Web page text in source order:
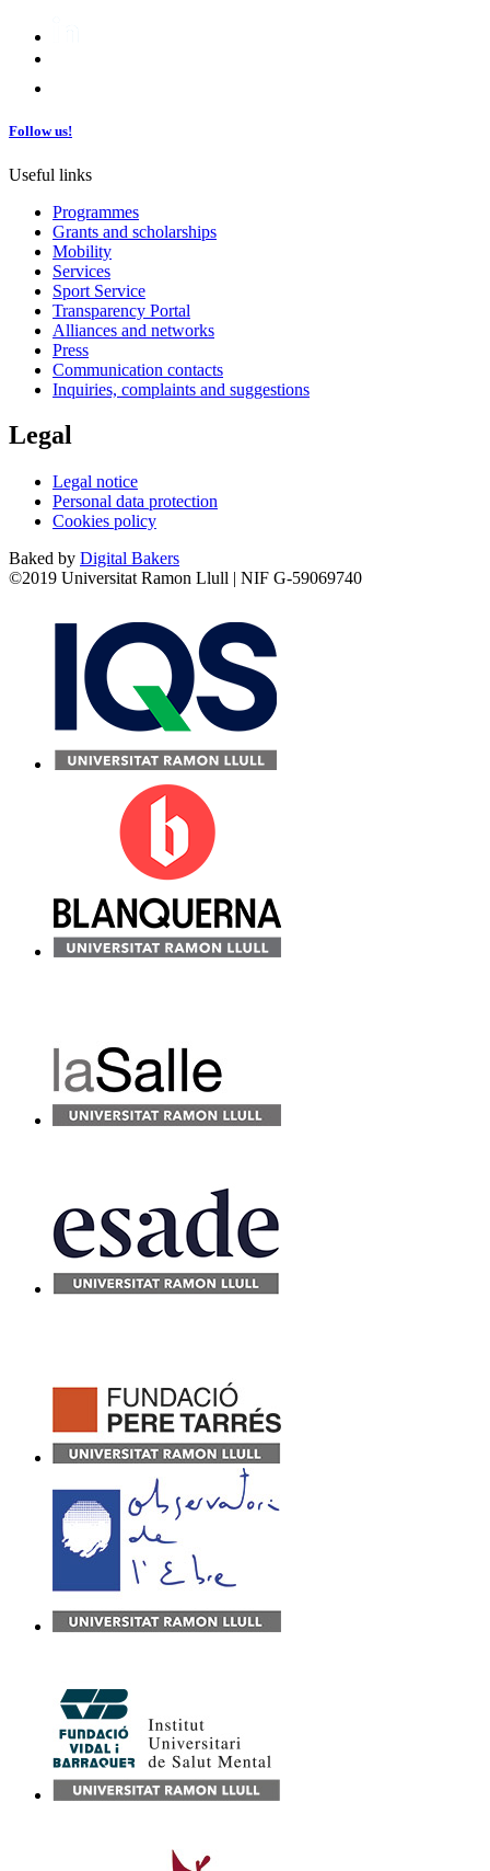
Follow us!
Useful links
Programmes
Grants and scholarships
Mobility
Services
Sport Service
Transparency Portal
Alliances and networks
Press
Communication contacts
Inquiries, complaints and suggestions
Legal
Legal notice
Personal data protection
Cookies policy
Baked by Digital Bakers
©2019 Universitat Ramon Llull | NIF G-59069740